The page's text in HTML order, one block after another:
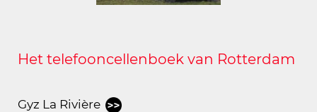
Het telefooncellenboek van Rotterdam
Gyz La Rivière